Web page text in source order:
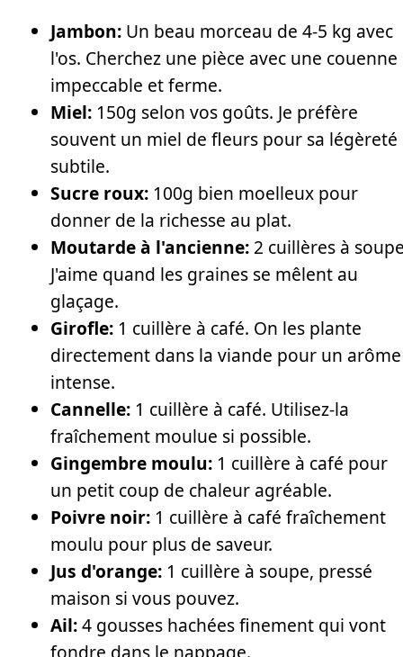
Jambon: Un beau morceau de 4-5 kg avec
l'os. Cherchez une pièce avec une couenne
impeccable et ferme.
Miel: 150g selon vos goûts. Je préfère
souvent un miel de fleurs pour sa légèreté
subtile.
Sucre roux: 100g bien moelleux pour
donner de la richesse au plat.
Moutarde à l'ancienne: 2 cuillères à
J'aime quand les graines se mêlent au
glaçage.
Girofle: 1 cuillère à café. On les plante
directement dans la viande pour un arôme
intense.
Cannelle: 1 cuillère à café. Utilisez-la
fraîchement moulue si possible.
Gingembre moulu: 1 cuillère à café pour
un petit coup de chaleur agréable.
Poivre noir: 1 cuillère à café fraîchement
moulu pour plus de saveur.
Jus d'orange: 1 cuillère à soupe, pressé
maison si vous pouvez.
Ail:4 gousses hachées finement qui vont